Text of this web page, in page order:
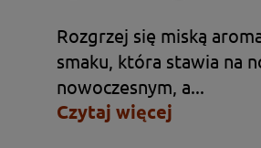
Rozgrzej się miską
smaku, która stawia na
nowoczesnym, a...
Czytaj więcej